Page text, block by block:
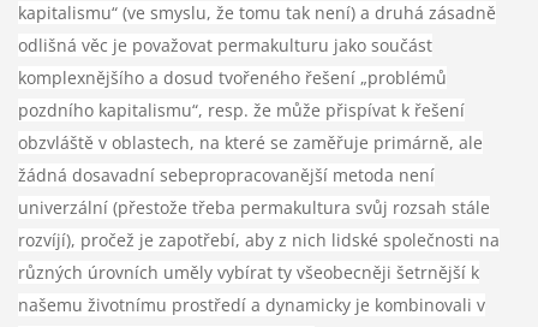
kapitalismu“ (ve smyslu, že tomu tak není) a druhá zásadně
odlišná věc je považovat permakulturu jako součást
komplexnějšího a dosud tvořeného řešení „problémů
pozdního kapitalismu“, resp. že může přispívat k řešení
obzvláště v oblastech, na které se zaměřuje primárně, ale
žádná dosavadní sebepropracovanější metoda není
univerzální (přestože třeba permakultura svůj rozsah stále
rozvíjí), pročež je zapotřebí, aby z nich lidské společnosti na
různých úrovních uměly vybírat ty všeobecněji šetrnější k
našemu životnímu prostředí a dynamicky je kombinovali v